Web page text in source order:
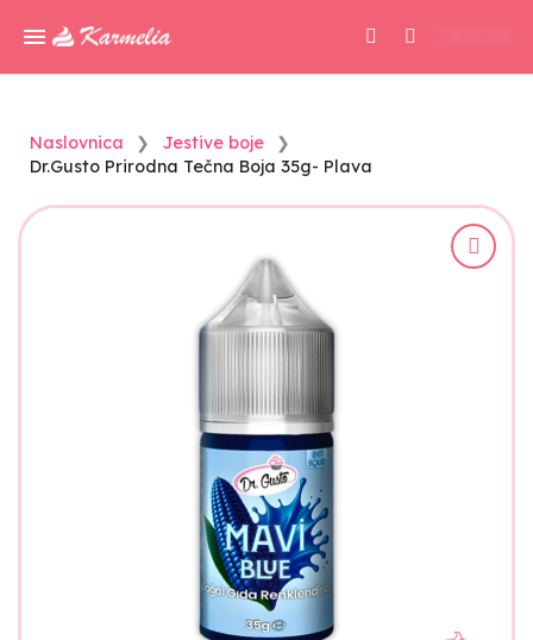
Naslovnica
Jestive boje
Dr.Gusto Prirodna Tečna Boja 35g- Plava